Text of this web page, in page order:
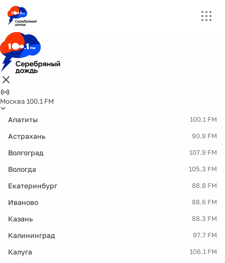
Москва 100.1 FM
Апатиты 100.1 FM
Астрахань 90.9 FM
Волгоград 107.9 FM
Вологда 105.3 FM
Екатеринбург 88.8 FM
Иваново 88.6 FM
Казань 88.3 FM
Калининград 97.7 FM
Калуга 106.1 FM